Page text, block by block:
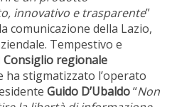
innovativo e trasparente”
comunicazione della Lazio,
Tempestivo e
Consiglio regionale
ha stigmatizzato l’operato
Guido D’Ubaldo“Non